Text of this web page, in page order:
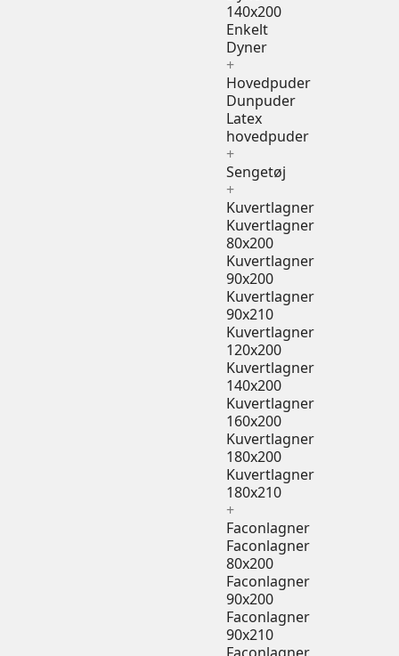
140x200
Enkelt
Dyner
+
Hovedpuder
Dunpuder
Latex
hovedpuder
+
Sengetøj
+
Kuvertlagner
Kuvertlagner
80x200
Kuvertlagner
90x200
Kuvertlagner
90x210
Kuvertlagner
120x200
Kuvertlagner
140x200
Kuvertlagner
160x200
Kuvertlagner
180x200
Kuvertlagner
180x210
+
Faconlagner
Faconlagner
80x200
Faconlagner
90x200
Faconlagner
90x210